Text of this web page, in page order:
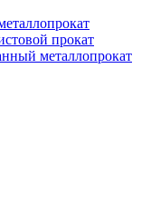
прокат
металлопрокат